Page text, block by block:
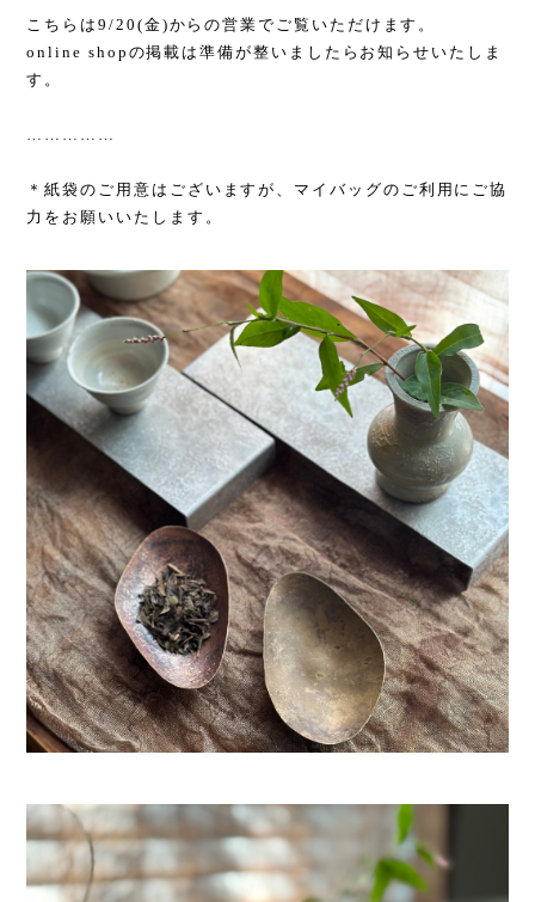
こちらは9/20(金)からの営業でご覧いただけます。
online shop の掲載は準備が整いましたらお知らせいたしま
す。
……………
＊紙袋のご用意はございますが、マイバッグのご利用にご協
力をお願いいたします。